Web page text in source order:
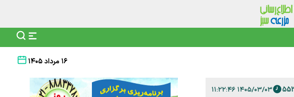
۱۶ مرداد ۱۴۰۵
۱۴۰۵/۰۳/۰۳ ۱۱:۲۲:۴۶